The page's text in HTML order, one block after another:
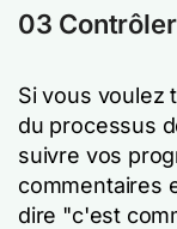
03
Si vous voulez
du processus
suivre vos
commentaires
dire "c'est